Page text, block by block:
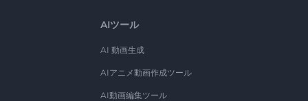
AIツール
AI 動画生成
AIアニメ動画作成ツール
AI動画編集ツール